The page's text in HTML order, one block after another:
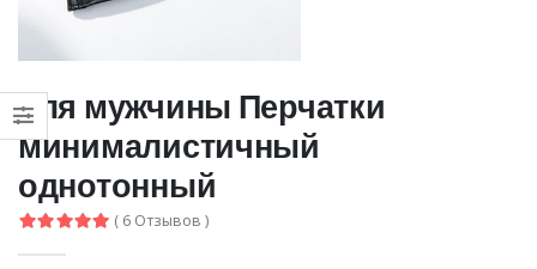
для мужчины Перчатки
минималистичный
однотонный
( 6 Отзывов )